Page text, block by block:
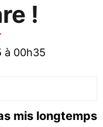
!
à 00h35
mis longtemps